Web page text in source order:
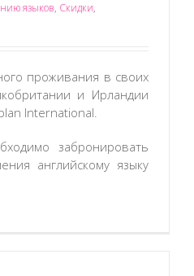
языков, Скидки,
проживания в своих
и Ирландии
International.
забронировать
английскому языку